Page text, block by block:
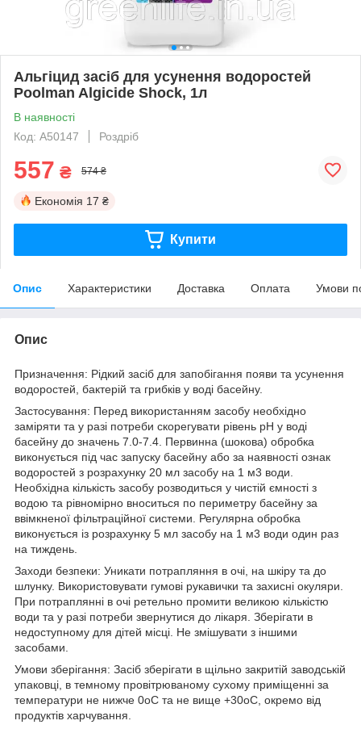
Альгіцид засіб для усунення водоростей
Poolman Algicide Shock, 1л
В наявності
Код: A50147
Роздріб
557 ₴ 574 ₴
Економія 17 ₴
Купити
Опис Характеристики Доставка Оплата Умови
Опис
Призначення: Рідкий засіб для запобігання появи та усунення
водоростей, бактерій та грибків у воді басейну.
Застосування: Перед використанням засобу необхідно
заміряти та у разі потреби скорегувати рівень pH у воді
басейну до значень 7.0-7.4. Первинна (шокова) обробка
виконується під час запуску басейну або за наявності ознак
водоростей з розрахунку 20 мл засобу на 1 м3 води.
Необхідна кількість засобу розводиться у чистій ємності з
водою та рівномірно вноситься по периметру басейну за
ввімкненої фільтраційної системи. Регулярна обробка
виконується із розрахунку 5 мл засобу на 1 м3 води один раз
на тиждень.
Заходи безпеки: Уникати потрапляння в очі, на шкіру та до
шлунку. Використовувати гумові рукавички та захисні окуляри.
При потраплянні в очі ретельно промити великою кількістю
води та у разі потреби звернутися до лікаря. Зберігати в
недоступному для дітей місці. Не змішувати з іншими
засобами.
Умови зберігання: Засіб зберігати в щільно закритій заводській
упаковці, в темному провітрюваному сухому приміщенні за
температури не нижче 0оС та не вище +30оС, окремо від
продуктів харчування.